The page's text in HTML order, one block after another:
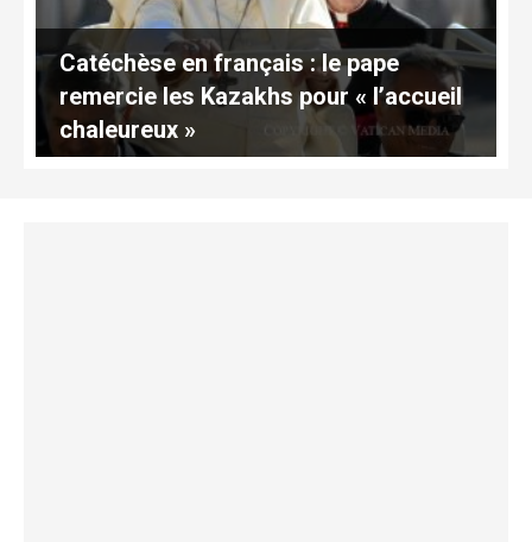
Catéchèse en français : le pape
remercie les Kazakhs pour « l’accueil
chaleureux »